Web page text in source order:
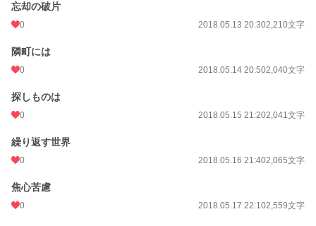
忘却の破片
0 2018.05.13 20:302,210文字
隣町には
0 2018.05.14 20:502,040文字
探しものは
0 2018.05.15 21:202,041文字
繰り返す世界
0 2018.05.16 21:402,065文字
焦心苦慮
0 2018.05.17 22:102,559文字